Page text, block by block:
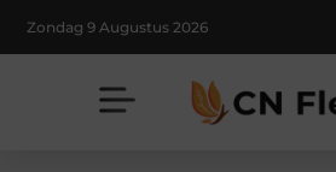
Zondag 9 Augustus 2026